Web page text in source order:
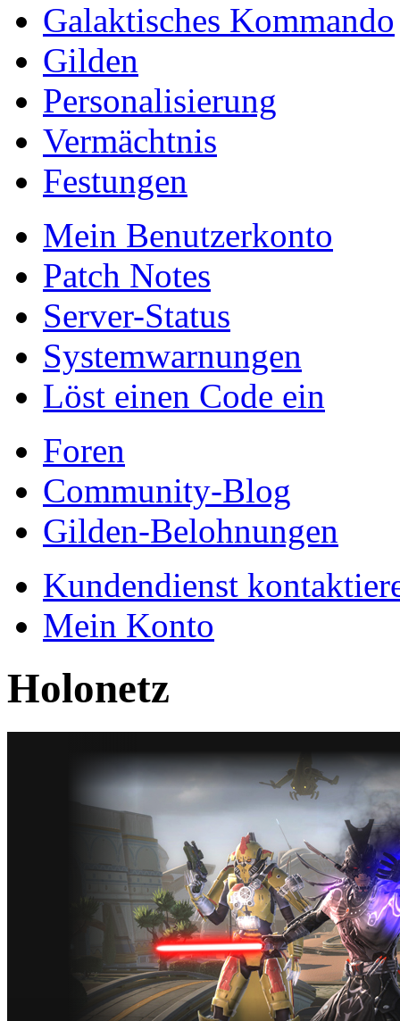
Galaktisches Kommando
Gilden
Personalisierung
Vermächtnis
Festungen
Mein Benutzerkonto
Patch Notes
Server-Status
Systemwarnungen
Löst einen Code ein
Foren
Community-Blog
Gilden-Belohnungen
Kundendienst
Mein Konto
Holonetz